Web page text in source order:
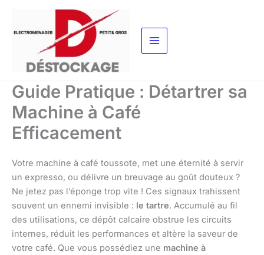
contenu
Guide Pratique : Détartrer sa
Machine à Café
Efficacement
Votre machine à café toussote, met une éternité à servir
un expresso, ou délivre un breuvage au goût douteux ?
Ne jetez pas l’éponge trop vite ! Ces signaux trahissent
souvent un ennemi invisible : le tartre. Accumulé au fil
des utilisations, ce dépôt calcaire obstrue les circuits
internes, réduit les performances et altère la saveur de
votre café. Que vous possédiez une machine à